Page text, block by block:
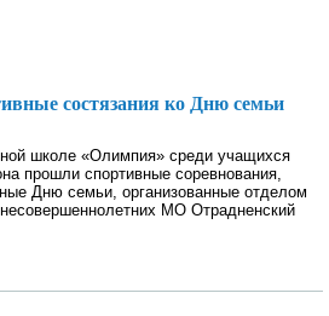
состязания ко Дню семьи
школе «Олимпия» среди учащихся
прошли спортивные соревнования,
Дню семьи, организованные отделом
МО Отрадненский